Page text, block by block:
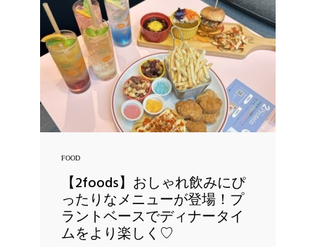
FOOD
【2foods】おしゃれ飲みにぴ
ったりなメニューが登場！プ
ラントベースでディナータイ
ムをより楽しく♡